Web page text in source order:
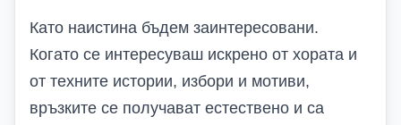
Като наистина бъдем заинтересовани.
Когато се интересуваш искрено от хората и
от техните истории, избори и мотиви,
връзките се получават естествено и са